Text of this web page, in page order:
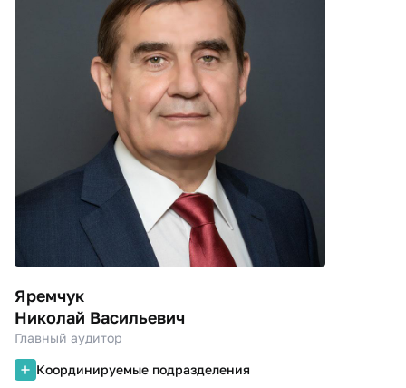
Яремчук
Николай Васильевич
Главный аудитор
Координируемые подразделения